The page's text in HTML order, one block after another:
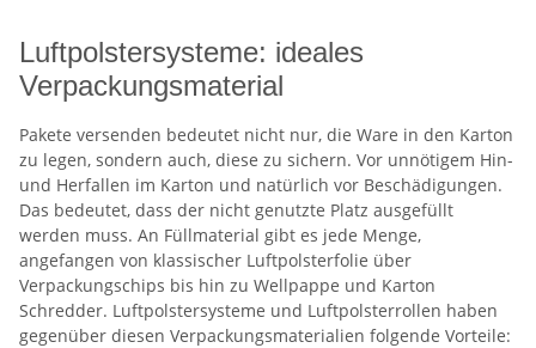
Luftpolstersysteme: ideales
Verpackungsmaterial
Pakete versenden bedeutet nicht nur, die Ware in den Karton
zu legen, sondern auch, diese zu sichern. Vor unnötigem Hin-
und Herfallen im Karton und natürlich vor Beschädigungen.
Das bedeutet, dass der nicht genutzte Platz ausgefüllt
werden muss. An Füllmaterial gibt es jede Menge,
angefangen von klassischer Luftpolsterfolie über
Verpackungschips bis hin zu Wellpappe und Karton
Schredder. Luftpolstersysteme und Luftpolsterrollen haben
gegenüber diesen Verpackungsmaterialien folgende Vorteile: